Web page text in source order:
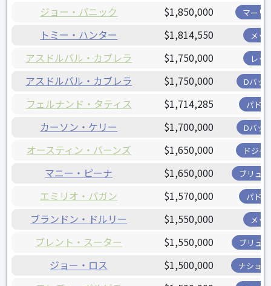
ジョー・パニック $1,850,000 マーリ
トミー・ハンター $1,814,550 メッ
アスドルバル・カブレラ $1,750,000 レッ
アスドルバル・カブレラ $1,750,000 Dバッ
フェルナンド・タティス $1,714,285 パド
カーソン・ケリー $1,700,000 Dバッ
オースティン・バーンズ $1,650,000 ドジャ
マニー・ピーナ $1,650,000 ブリュ
エミリオ・パガン $1,570,000 パド
ブランドン・ドルリー $1,550,000 メッ
ブレント・スーター $1,550,000 ブリュ
ジョー・ロス $1,500,000 ナショ